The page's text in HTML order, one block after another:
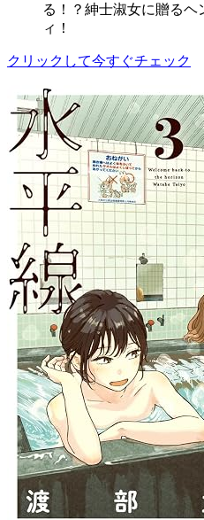
る！？紳士淑女に贈る
ィ！
クリックして今すぐチェック